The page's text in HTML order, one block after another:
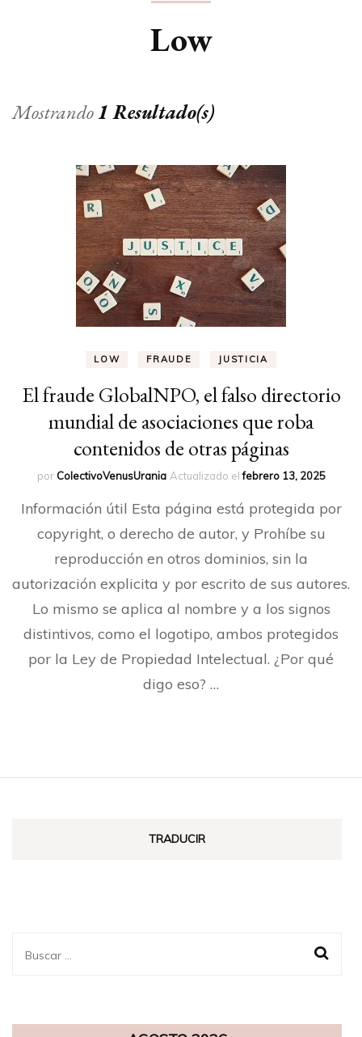
Low
Mostrando1 Resultado(s)
LOW FRAUDE JUSTICIA
El fraude GlobalNPO, el falso directorio
mundial de asociaciones que roba
contenidos de otras páginas
porColectivoVenusUrania Actualizado elfebrero 13, 2025
Información útil Esta página está protegida por
copyright, o derecho de autor, y Prohíbe su
reproducción en otros dominios, sin la
autorización explicita y por escrito de sus autores.
Lo mismo se aplica al nombre y a los signos
distintivos, como el logotipo, ambos protegidos
por la Ley de Propiedad Intelectual. ¿Por qué
digo eso? …
TRADUCIR
Buscar: